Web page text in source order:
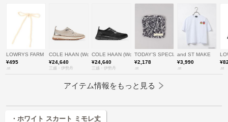
LOWRYS FARM
¥495
.st
COLE HAAN (Women)/コール ハーン
¥24,640
三越・伊勢丹
COLE HAAN (Women)/コール ハーン
¥24,640
三越・伊勢丹
TODAY'S SPECIAL
¥2,178
.st
and ST MAKE
¥3,990
.st .st
アイテム情報をもっと見る
・ホワイト スカート ミモレ丈